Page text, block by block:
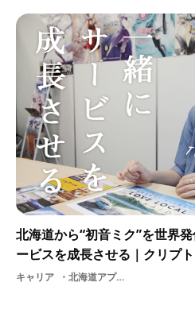
北海道から“初音ミク”を世界
ービスを成長させる｜クリプ
キャリア 北海道アプリケーションオタクグラフィックデザイン地方クリプトン・フューチャー・メディア